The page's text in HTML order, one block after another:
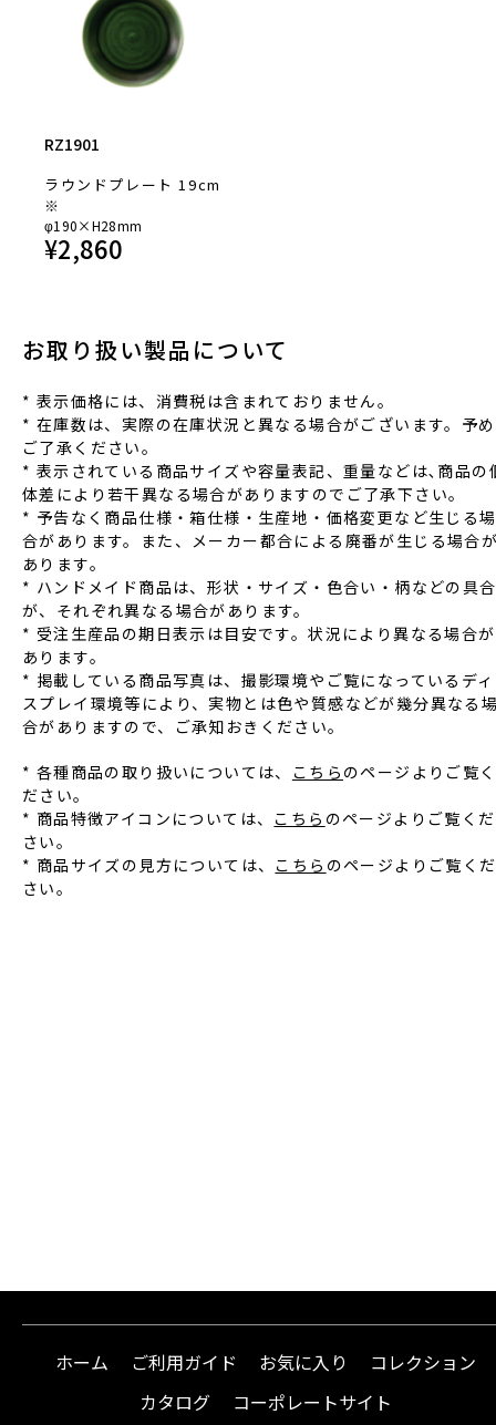
RZ1901
ラウンドプレート 19cm
※
φ190×H28mm
¥2,860
お取り扱い製品について
* 表⽰価格には、消費税は含まれておりません。
* 在庫数は、実際の在庫状況と異なる場合がございます。予め
ご了承ください。
* 表⽰されている商品サイズや容量表記、重量などは､商品の
体差により若⼲異なる場合がありますのでご了承下さい。
* 予告なく商品仕様‧箱仕様‧⽣産地‧価格変更など⽣じる場
合があります。また、メーカー都合による廃番が⽣じる場合
あります。
* ハンドメイド商品は、形状‧サイズ‧⾊合い‧柄などの具合
が、それぞれ異なる場合があります。
* 受注⽣産品の期⽇表⽰は⽬安です。状況により異なる場合が
あります。
* 掲載している商品写真は、撮影環境やご覧になっているディ
スプレイ環境等により、実物とは⾊や質感などが幾分異なる
合がありますので、ご承知おきください。
* 各種商品の取り扱いについては、 こちら のページよりご覧く
ださい。
* 商品特徴アイコンについては、 こちら のページよりご覧くだ
さい。
* 商品サイズの見方については、 こちら のページよりご覧くだ
さい。
ホーム ご利用ガイド お気に入り
コレクション
カタログ
コーポレートサイト